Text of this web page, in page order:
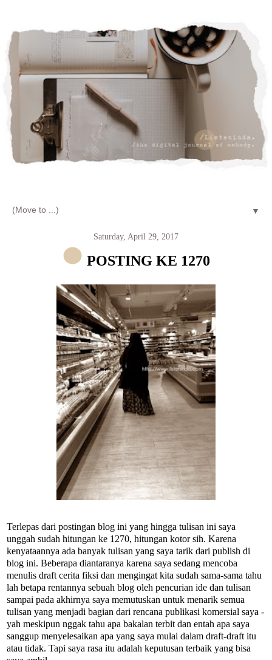
▼
Saturday, April 29, 2017
POSTING KE 1270
Terlepas dari postingan blog ini yang hingga tulisan ini saya
unggah sudah hitungan ke 1270, hitungan kotor sih. Karena
kenyataannya ada banyak tulisan yang saya tarik dari publish di
blog ini. Beberapa diantaranya karena saya sedang mencoba
menulis draft cerita fiksi dan mengingat kita sudah sama-sama tahu
lah betapa rentannya sebuah blog oleh pencurian ide dan tulisan
sampai pada akhirnya saya memutuskan untuk menarik semua
tulisan yang menjadi bagian dari rencana publikasi komersial saya -
yah meskipun nggak tahu apa bakalan terbit dan entah apa saya
sanggup menyelesaikan apa yang saya mulai dalam draft-draft itu
atau tidak. Tapi saya rasa itu adalah keputusan terbaik yang bisa